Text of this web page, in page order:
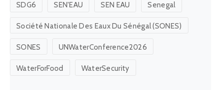
SDG6 SEN'EAU SEN EAU Senegal
Société Nationale Des Eaux Du Sénégal (SONES)
SONES UNWaterConference2026
WaterForFood WaterSecurity